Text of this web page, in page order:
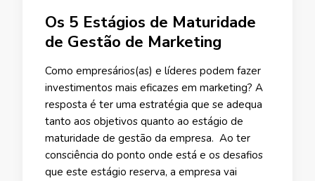
Os 5 Estágios de Maturidade
de Gestão de Marketing
Como empresários(as) e líderes podem fazer
investimentos mais eficazes em marketing? A
resposta é ter uma estratégia que se adequa
tanto aos objetivos quanto ao estágio de
maturidade de gestão da empresa. Ao ter
consciência do ponto onde está e os desafios
que este estágio reserva, a empresa vai